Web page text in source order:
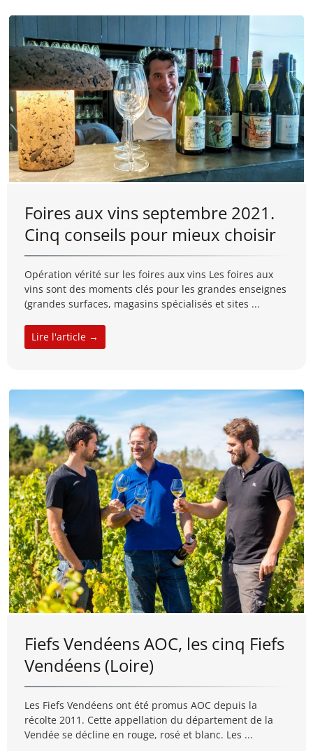
Foires aux vins septembre 2021.
Cinq conseils pour mieux choisir
Opération vérité sur les foires aux vins Les foires aux
vins sont des moments clés pour les grandes enseignes
(grandes surfaces, magasins spécialisés et sites ...
Lire l'article →
Fiefs Vendéens AOC, les cinq Fiefs
Vendéens (Loire)
Les Fiefs Vendéens ont été promus AOC depuis la
récolte 2011. Cette appellation du département de la
Vendée se décline en rouge, rosé et blanc. Les ...